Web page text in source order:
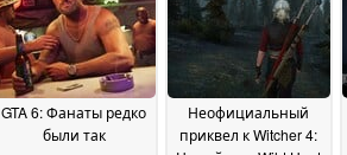
GTA 6: Фанаты редко
были так
Неофициальный
приквел к Witcher 4: